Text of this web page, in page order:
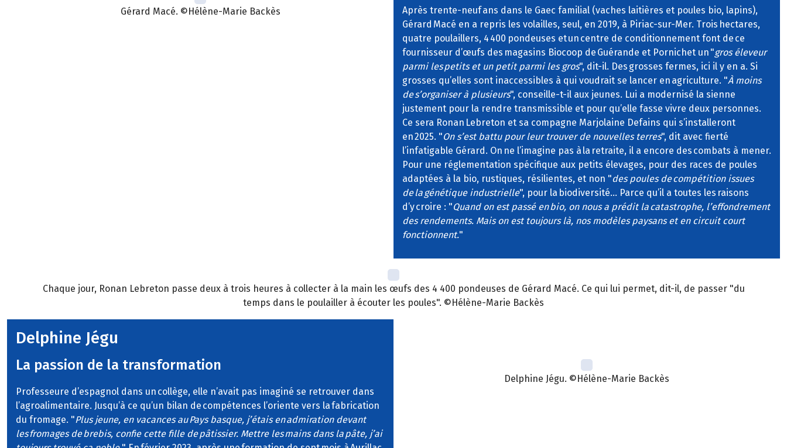
Gérard Macé. ©Hélène-Marie Backès
Après trente-neuf ans dans le Gaec familial (vaches laitières et poules bio, lapins),
Gérard Macé en a repris les volailles, seul, en 2019, à Piriac-sur-Mer. Trois hectares,
quatre poulaillers, 4 400 pondeuses et un centre de conditionnement font de ce
fournisseur d’œufs des magasins Biocoop de Guérande et Pornichet un "gros éleveur
parmi les petits et un petit parmi les gros", dit-il. Des grosses fermes, ici il y en a. Si
grosses qu’elles sont inaccessibles à qui voudrait se lancer en agriculture. "À moins
de s’organiser à plusieurs", conseille-t-il aux jeunes. Lui a modernisé la sienne
justement pour la rendre transmissible et pour qu’elle fasse vivre deux personnes.
Ce sera Ronan Lebreton et sa compagne Marjolaine Defains qui s’installeront
en 2025. "On s’est battu pour leur trouver de nouvelles terres", dit avec fierté
l’infatigable Gérard. On ne l’imagine pas à la retraite, il a encore des combats à mener.
Pour une réglementation spécifique aux petits élevages, pour des races de poules
adaptées à la bio, rustiques, résilientes, et non "des poules de compétition issues
de la génétique industrielle", pour la biodiversité… Parce qu’il a toutes les raisons
d’y croire : "Quand on est passé en bio, on nous a prédit la catastrophe, l’effondrement
des rendements. Mais on est toujours là, nos modèles paysans et en circuit court
fonctionnent."
Chaque jour, Ronan Lebreton passe deux à trois heures à collecter à la main les œufs des 4 400 pondeuses de Gérard Macé. Ce qui lui permet, dit-il, de passer "du
temps dans le poulailler à écouter les poules". ©Hélène-Marie Backès
Delphine Jégu
La passion de la transformation
Professeure d’espagnol dans un collège, elle n’avait pas imaginé se retrouver dans
l’agroalimentaire. Jusqu’à ce qu’un bilan de compétences l’oriente vers la fabrication
du fromage. "Plus jeune, en vacances au Pays basque, j’étais en admiration devant
les fromages de brebis, confie cette fille de pâtissier. Mettre les mains dans la pâte, j’ai
Delphine Jégu. ©Hélène-Marie Backès